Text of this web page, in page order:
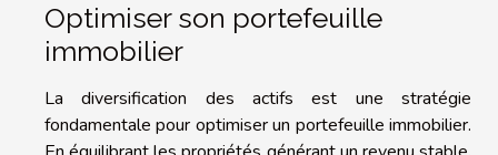
Optimiser son portefeuille
immobilier
La diversification des actifs est une stratégie
fondamentale pour optimiser un portefeuille immobilier.